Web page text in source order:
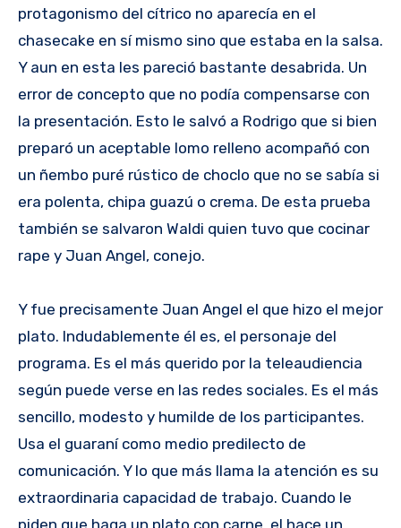
protagonismo del cítrico no aparecía en el
chasecake en sí mismo sino que estaba en la salsa.
Y aun en esta les pareció bastante desabrida. Un
error de concepto que no podía compensarse con
la presentación. Esto le salvó a Rodrigo que si bien
preparó un aceptable lomo relleno acompañó con
un ñembo puré rústico de choclo que no se sabía si
era polenta, chipa guazú o crema. De esta prueba
también se salvaron Waldi quien tuvo que cocinar
rape y Juan Angel, conejo.
Y fue precisamente Juan Angel el que hizo el mejor
plato. Indudablemente él es, el personaje del
programa. Es el más querido por la teleaudiencia
según puede verse en las redes sociales. Es el más
sencillo, modesto y humilde de los participantes.
Usa el guaraní como medio predilecto de
comunicación. Y lo que más llama la atención es su
extraordinaria capacidad de trabajo. Cuando le